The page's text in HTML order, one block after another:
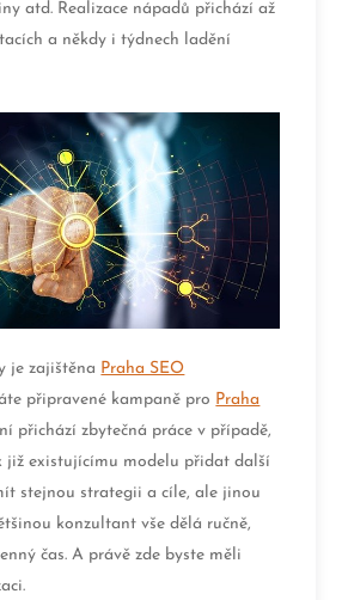
atd. Realizace nápadů přichází až
a někdy i týdnech ladění
je zajištěna Praha SEO
připravené kampaně pro Praha
přichází zbytečná práce v případě,
již existujícímu modelu přidat další
stejnou strategii a cíle, ale jinou
konzultant vše dělá ručně,
čas. A právě zde byste měli